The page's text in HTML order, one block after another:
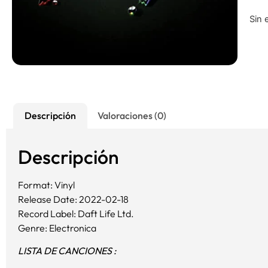
Sin
Descripción Valoraciones (0)
Descripción
Format: Vinyl
Release Date: 2022-02-18
Record Label: Daft Life Ltd.
Genre: Electronica
LISTA DE CANCIONES :